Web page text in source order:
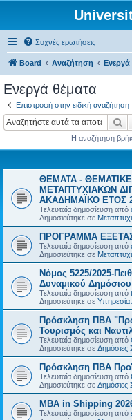
Συχνές ερωτήσεις
Board Αναζήτηση Ενεργά
Ενεργά θέματα
Επιστροφή στην ειδική αναζήτηση
Η αναζήτηση
ΘΕΜΑΤΑ -
ΜΕΤΑΠΤΥΧΙΑΚΩΝ
ΑΚΑΔΗΜΑΪΚΟ ΕΤΟΣ
Τελευταία δημοσίευση από
Δημοσιεύτηκε σε
ΠΡΟΓΡΑΜΜΑ
Τελευταία δημοσίευση από
Δημοσιεύτηκε σε
Νόμος 5225/2025-
Δυναμικού
Τελευταία δημοσίευση από
Δημοσιεύτηκε σε Υπηρεσία
Πρόσκληση ΠΒΑ
Τουρισμός και
Τελευταία δημοσίευση από
Δημοσιεύτηκε σε Δημόσιες
Πρόσκληση ΠΒΑ
Τελευταία δημοσίευση από
Δημοσιεύτηκε σε Δημόσιες
MBA in Shipping
Τελευταία δημοσίευση από